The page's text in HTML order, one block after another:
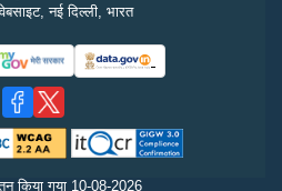
नई दिल्ली, भारत
किया गया 10-08-2026